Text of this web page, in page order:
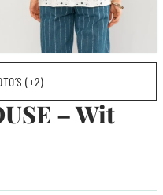
(+2)
– Wit